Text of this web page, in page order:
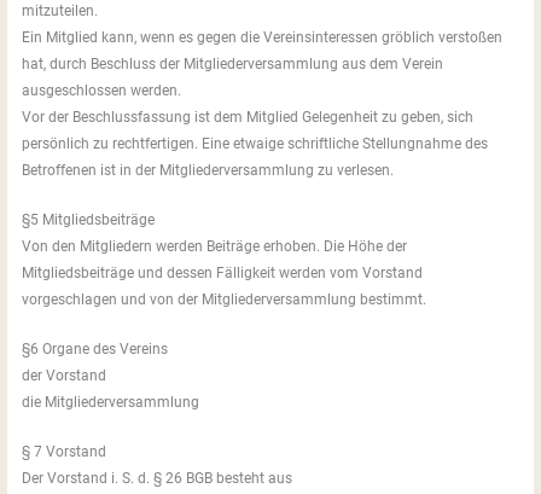
mitzuteilen.
Ein Mitglied kann, wenn es gegen die Vereinsinteressen gröblich verstoßen
hat, durch Beschluss der Mitgliederversammlung aus dem Verein
ausgeschlossen werden.
Vor der Beschlussfassung ist dem Mitglied Gelegenheit zu geben, sich
persönlich zu rechtfertigen. Eine etwaige schriftliche Stellungnahme des
Betroffenen ist in der Mitgliederversammlung zu verlesen.
§5 Mitgliedsbeiträge
Von den Mitgliedern werden Beiträge erhoben. Die Höhe der
Mitgliedsbeiträge und dessen Fälligkeit werden vom Vorstand
vorgeschlagen und von der Mitgliederversammlung bestimmt.
§6 Organe des Vereins
der Vorstand
die Mitgliederversammlung
§ 7 Vorstand
Der Vorstand i. S. d. § 26 BGB besteht aus